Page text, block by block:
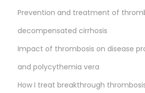
Prevention and treatment of
decompensated cirrhosis
Impact of thrombosis on disease
and polycythemia vera
How I treat breakthrough